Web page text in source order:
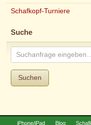
Schafkopf-Turniere
Suche
Suchen
iPhone/iPad Blog